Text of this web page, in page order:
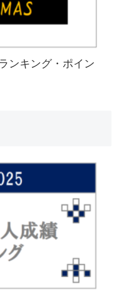
ンキング・ポイン